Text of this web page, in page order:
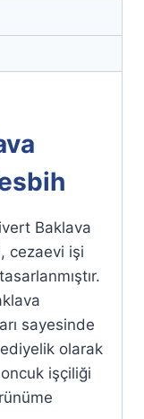
Baklava
cezaevi işi
sayesinde
olarak
işçiliği